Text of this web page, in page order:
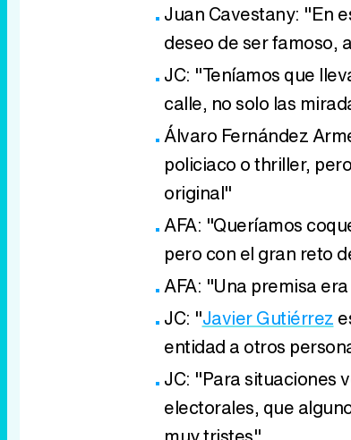
Juan Cavestany: "En
deseo de ser famoso,
JC: "Teníamos que
calle, no solo las
Álvaro Fernández
policiaco o thriller,
original"
AFA: "Queríamos
pero con el gran reto
AFA: "Una premisa
JC: "Javier Gutiérrez
entidad a otros
JC: "Para situaciones
electorales, que